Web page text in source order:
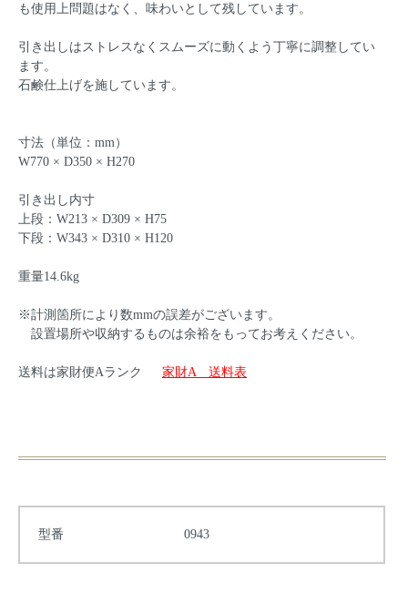
も使用上問題はなく、味わいとして残しています。
引き出しはストレスなくスムーズに動くよう丁寧に調整してい
ます。
石鹸仕上げを施しています。
寸法（単位：mm）
W770 × D350 × H270
引き出し内寸
上段：W213 × D309 × H75
下段：W343 × D310 × H120
重量14.6kg
※計測箇所により数mmの誤差がございます。
設置場所や収納するものは余裕をもってお考えください。
送料は家財便Aランク 家財A 送料表
型番 0943